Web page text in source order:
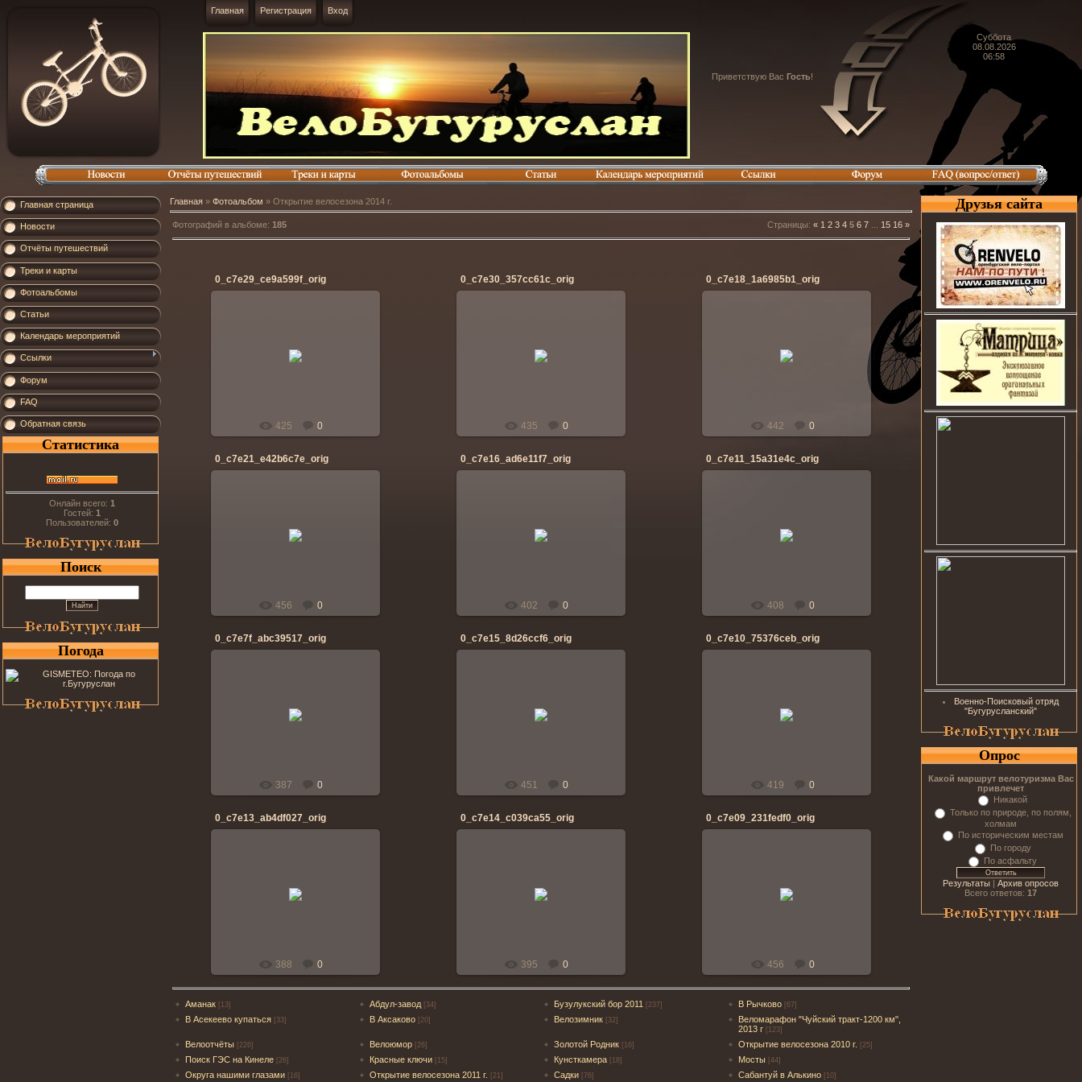
Главная Регистрация Вход
Приветствую Вас Гость!
Суббота
08.08.2026
06:58
Главная страница
Новости
Отчёты путешествий
Треки и карты
Фотоальбомы
Статьи
Календарь мероприятий
Ссылки
Форум
FAQ
Обратная связь
Статистика
Онлайн всего: 1
Гостей: 1
Пользователей: 0
Поиск
Погода
Главная » Фотоальбом » Открытие велосезона 2014 г.
Фотографий в альбоме: 185 Страницы: « 1 2 3 4 5 6 7 15 16 »
0_c7e29_ce9a599f_orig
425 0
0_c7e30_357cc61c_orig
435 0
0_c7e18_1a6985b1_orig
442 0
0_c7e21_e42b6c7e_orig
456 0
0_c7e16_ad6e11f7_orig
402 0
0_c7e11_15a31e4c_orig
408 0
0_c7e7f_abc39517_orig
387 0
0_c7e15_8d26ccf6_orig
451 0
0_c7e10_75376ceb_orig
419 0
0_c7e13_ab4df027_orig
388 0
0_c7e14_c039ca55_orig
395 0
0_c7e09_231fedf0_orig
456 0
Аманак [13] Абдул-завод [34] Бузулукский бор 2011 [237] В Рычково [67]
В Асекеево купаться [33] В Аксаково [20] Велозимник [32]
Веломарафон "Чуйский тракт-1200 км",
2013 г [123]
Велоотчёты [226] Велоюмор [26] Золотой Родник [16] Открытие велосезона 2010 г. [25]
Поиск ГЭС на Кинеле [26] Красные ключи [15] Кунсткамера [18] Мосты [44]
Округа нашими глазами [16] Открытие велосезона 2011 г. [21] Садки [76] Сабантуй в Алькино [10]
Друзья сайта
Военно-Поисковый отряд
"Бугурусланский"
Опрос
Какой маршрут велотуризма Вас
привлечет
Никакой
Только по природе, по полям,
холмам
По историческим местам
По городу
По асфальту
Результаты | Архив опросов
Всего ответов: 17